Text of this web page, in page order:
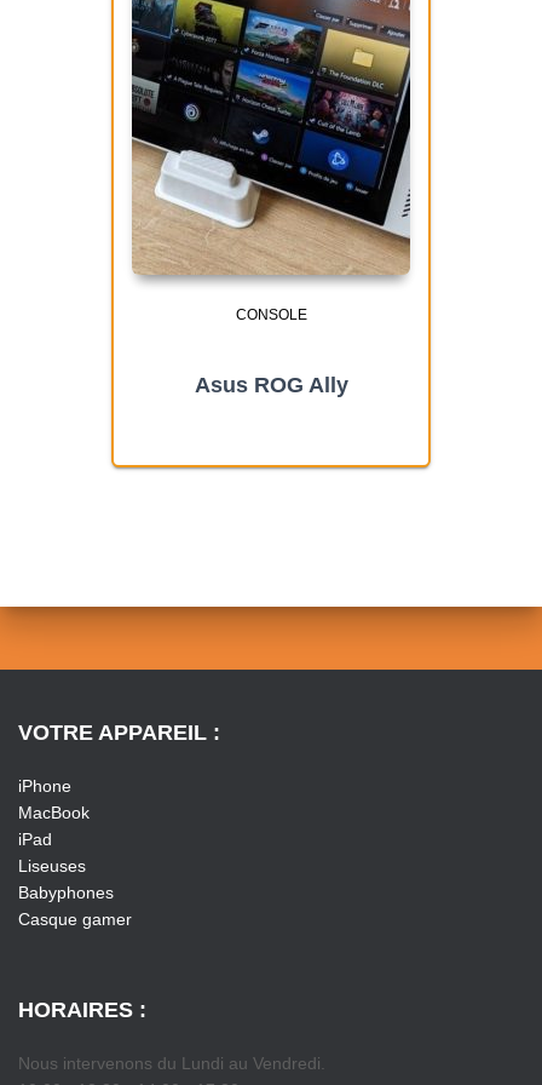
CONSOLE
Asus ROG Ally
VOTRE APPAREIL :
iPhone
MacBook
iPad
Liseuses
Babyphones
Casque gamer
HORAIRES :
Nous intervenons du Lundi au Vendredi.